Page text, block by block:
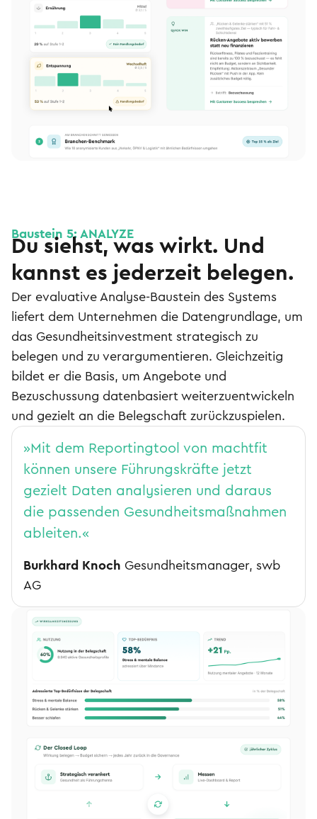
Baustein 5: ANALYZE
Du siehst, was wirkt. Und
kannst es jederzeit belegen.
Der evaluative Analyse-Baustein des Systems
liefert dem Unternehmen die Datengrundlage, um
das Gesundheitsinvestment strategisch zu
belegen und zu verargumentieren. Gleichzeitig
bildet er die Basis, um Angebote und
Bezuschussung datenbasiert weiterzuentwickeln
und gezielt an die Belegschaft zurückzuspielen.
»Mit dem Reportingtool von machtfit
können unsere Führungskräfte jetzt
gezielt Daten analysieren und daraus
die passenden Gesundheitsmaßnahmen
ableiten.«
Burkhard Knoch Gesundheitsmanager, swb
AG